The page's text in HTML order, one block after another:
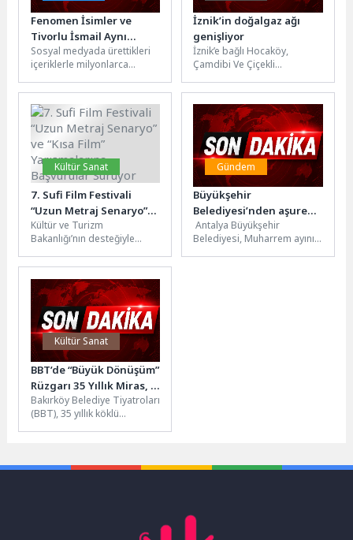
Fenomen İsimler ve
Tivorlu İsmail Aynı
Filmde Buluştu! ‘Kozalak
Devri’ 7 Ağustos’ta
Vizyonda
Sosyal medyada ürettikleri
içeriklerle milyonlarca
kitleler tarafından takip
edilen İzzet Başoğul,...
İznik’in doğalgaz ağı
genişliyor
İznik’e bağlı Hocaköy,
Çamdibi Ve Çiçekli
müjdesi geldi.Aksa Bursa
Doğalgaz Şirket Müdürü
Çağdaş...
Kültür Sanat
7. Sufi Film Festivali
“Uzun Metraj Senaryo”
ve “Kısa Film”
Yarışmalarına Başvurular
Sürüyor
Kültür ve Turizm
Bakanlığı’nın desteğiyle
Belediyesi’nin ev sahipliği
yapacağı 7. Sufi Film
Festivali...
Gündem
Büyükşehir
Belediyesi’nden aşure
ikramı
Antalya Büyükşehir
Belediyesi, Muharrem ayının
Kültür Sanat
BBT’de “Büyük Dönüşüm”
Rüzgarı 35 Yıllık Miras, 2.
Uluslararası Manisa
Mesir Tiyatro
Festivali’nde
Bakırköy Belediye Tiyatroları
(BBT), 35 yıllık köklü